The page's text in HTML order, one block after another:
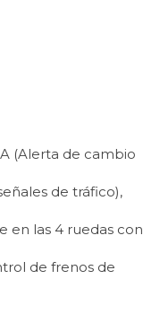
(Alerta de cambio
de tráfico),
en las 4 ruedas con
de frenos de